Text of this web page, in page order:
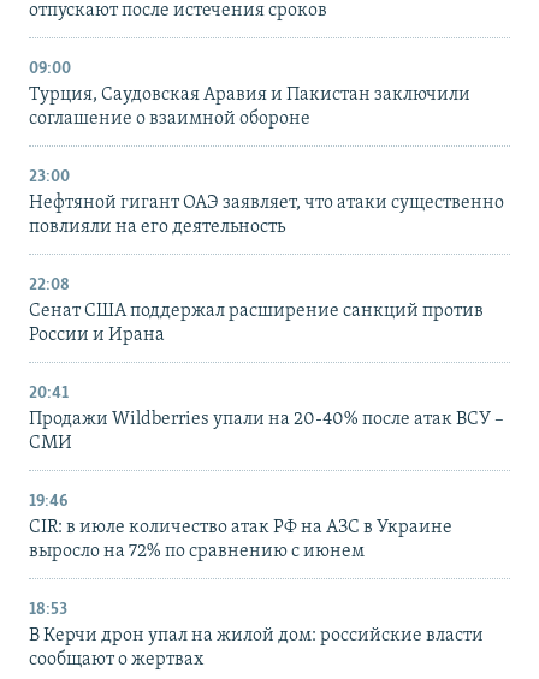
отпускают после истечения сроков
09:00
Турция, Саудовская Аравия и Пакистан заключили
соглашение о взаимной обороне
23:00
Нефтяной гигант ОАЭ заявляет, что атаки существенно
повлияли на его деятельность
22:08
Сенат США поддержал расширение санкций против
России и Ирана
20:41
Продажи Wildberries упали на 20-40% после атак ВСУ –
СМИ
19:46
CIR: в июле количество атак РФ на АЗС в Украине
выросло на 72% по сравнению с июнем
18:53
В Керчи дрон упал на жилой дом: российские власти
сообщают о жертвах